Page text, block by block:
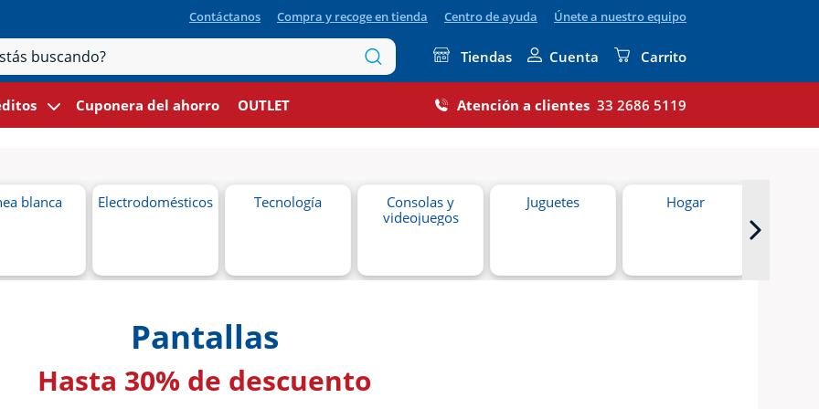
Contáctanos Compra y recoge en tienda Centro de ayuda Únete a nuestro equipo
Tiendas Cuenta Carrito
Cuponera del ahorro OUTLET Atención a clientes 33 2686 5119
blanca Electrodomésticos Tecnología
Consolas y
videojuegos
Juguetes Hogar
Pantallas
Hasta 30% de descuento